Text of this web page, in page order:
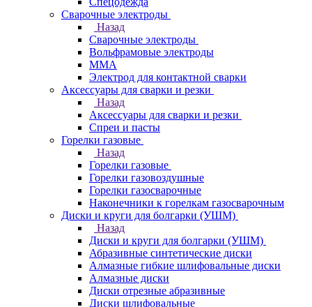
Сварочные электроды
Назад
Сварочные электроды
Вольфрамовые электроды
ММА
Электрод для контактной сварки
Аксессуары для сварки и резки
Назад
Аксессуары для сварки и резки
Спреи и пасты
Горелки газовые
Назад
Горелки газовые
Горелки газовоздушные
Горелки газосварочные
Наконечники к горелкам газосварочным
Диски и круги для болгарки (УШМ)
Назад
Диски и круги для болгарки (УШМ)
Абразивные синтетические диски
Алмазные гибкие шлифовальные диски
Алмазные диски
Диски отрезные абразивные
Диски шлифовальные